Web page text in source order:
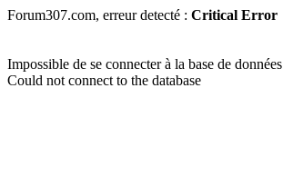
Forum307.com, erreur detecté : Critical Error
Impossible de se connecter à la base de données
Could not connect to the database